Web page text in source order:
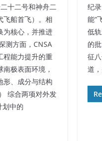
十二号和神舟二
飞船首飞）。相
为核心，并推进
测方面，CNSA
程能力提升的重
极表面环境，
形、成分与结构
综合两项对外发
划中的
纪
能“
低
的
征
道